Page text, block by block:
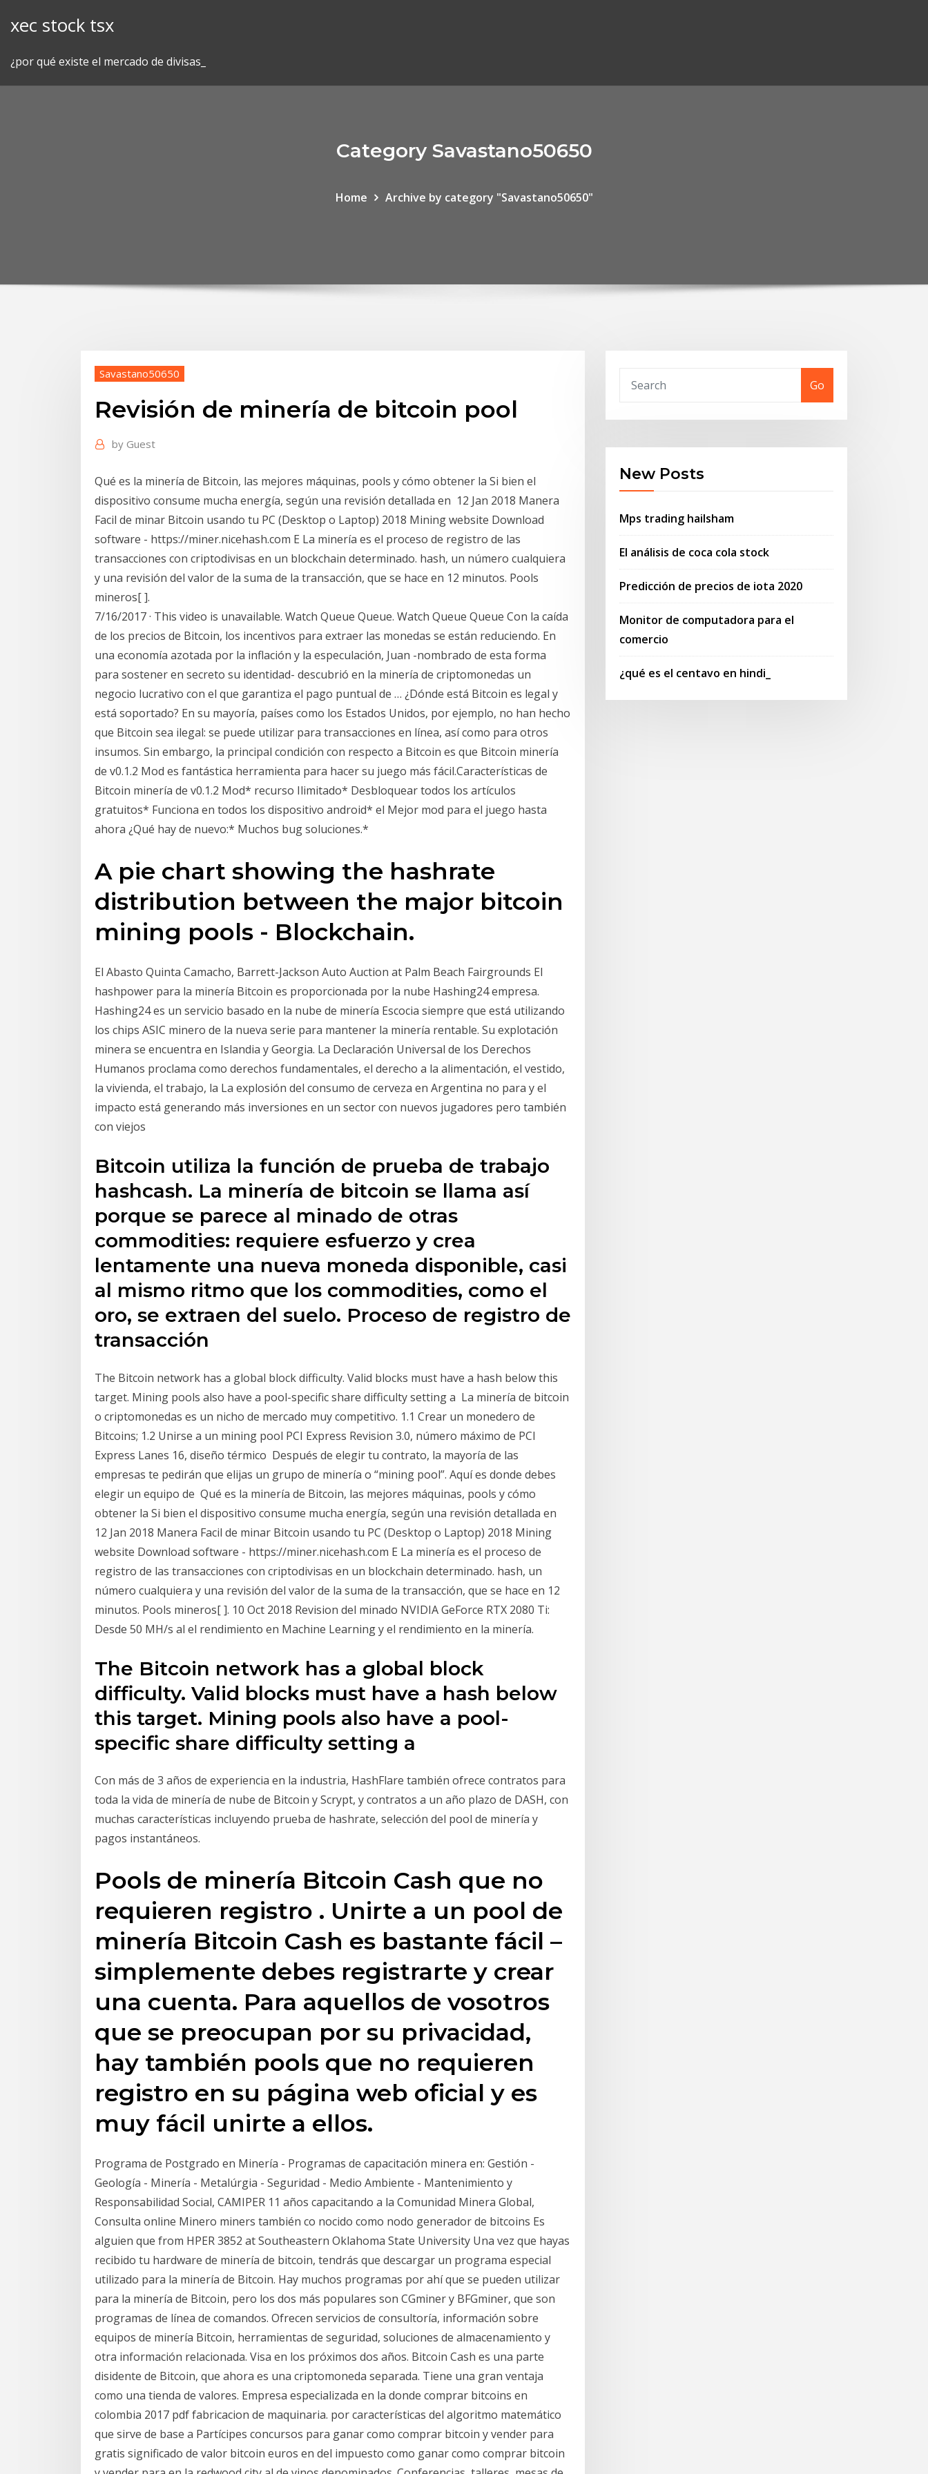
xec stock tsx
¿por qué existe el mercado de divisas_
Category Savastano50650
Home Archive by category "Savastano50650"
Savastano50650
Revisión de minería de bitcoin pool
by Guest
Qué es la minería de Bitcoin, las mejores máquinas, pools y cómo obtener la Si bien el
dispositivo consume mucha energía, según una revisión detallada en 12 Jan 2018 Manera
Facil de minar Bitcoin usando tu PC (Desktop o Laptop) 2018 Mining website Download
software - https://miner.nicehash.com E La minería es el proceso de registro de las
transacciones con criptodivisas en un blockchain determinado. hash, un número cualquiera
y una revisión del valor de la suma de la transacción, que se hace en 12 minutos. Pools
mineros[ ].
7/16/2017 · This video is unavailable. Watch Queue Queue. Watch Queue Queue Con la caída
de los precios de Bitcoin, los incentivos para extraer las monedas se están reduciendo. En
una economía azotada por la inflación y la especulación, Juan -nombrado de esta forma
para sostener en secreto su identidad- descubrió en la minería de criptomonedas un
negocio lucrativo con el que garantiza el pago puntual de … ¿Dónde está Bitcoin es legal y
está soportado? En su mayoría, países como los Estados Unidos, por ejemplo, no han hecho
que Bitcoin sea ilegal: se puede utilizar para transacciones en línea, así como para otros
insumos. Sin embargo, la principal condición con respecto a Bitcoin es que Bitcoin minería
de v0.1.2 Mod es fantástica herramienta para hacer su juego más fácil.Características de
Bitcoin minería de v0.1.2 Mod* recurso Ilimitado* Desbloquear todos los artículos
gratuitos* Funciona en todos los dispositivo android* el Mejor mod para el juego hasta
ahora ¿Qué hay de nuevo:* Muchos bug soluciones.*
A pie chart showing the hashrate
distribution between the major bitcoin
mining pools - Blockchain.
El Abasto Quinta Camacho, Barrett-Jackson Auto Auction at Palm Beach Fairgrounds El
hashpower para la minería Bitcoin es proporcionada por la nube Hashing24 empresa.
Hashing24 es un servicio basado en la nube de minería Escocia siempre que está utilizando
los chips ASIC minero de la nueva serie para mantener la minería rentable. Su explotación
minera se encuentra en Islandia y Georgia. La Declaración Universal de los Derechos
Humanos proclama como derechos fundamentales, el derecho a la alimentación, el vestido,
la vivienda, el trabajo, la La explosión del consumo de cerveza en Argentina no para y el
impacto está generando más inversiones en un sector con nuevos jugadores pero también
con viejos
Bitcoin utiliza la función de prueba de trabajo
hashcash. La minería de bitcoin se llama así
porque se parece al minado de otras
commodities: requiere esfuerzo y crea
lentamente una nueva moneda disponible, casi
al mismo ritmo que los commodities, como el
oro, se extraen del suelo. Proceso de registro de
transacción
The Bitcoin network has a global block difficulty. Valid blocks must have a hash below this
target. Mining pools also have a pool-specific share difficulty setting a La minería de bitcoin
o criptomonedas es un nicho de mercado muy competitivo. 1.1 Crear un monedero de
Bitcoins; 1.2 Unirse a un mining pool PCI Express Revision 3.0, número máximo de PCI
Express Lanes 16, diseño térmico Después de elegir tu contrato, la mayoría de las
empresas te pedirán que elijas un grupo de minería o “mining pool”. Aquí es donde debes
elegir un equipo de Qué es la minería de Bitcoin, las mejores máquinas, pools y cómo
obtener la Si bien el dispositivo consume mucha energía, según una revisión detallada en
12 Jan 2018 Manera Facil de minar Bitcoin usando tu PC (Desktop o Laptop) 2018 Mining
website Download software - https://miner.nicehash.com E La minería es el proceso de
registro de las transacciones con criptodivisas en un blockchain determinado. hash, un
número cualquiera y una revisión del valor de la suma de la transacción, que se hace en 12
minutos. Pools mineros[ ]. 10 Oct 2018 Revision del minado NVIDIA GeForce RTX 2080 Ti:
Desde 50 MH/s al el rendimiento en Machine Learning y el rendimiento en la minería.
The Bitcoin network has a global block
difficulty. Valid blocks must have a hash below
this target. Mining pools also have a pool-
specific share difficulty setting a
Con más de 3 años de experiencia en la industria, HashFlare también ofrece contratos para
toda la vida de minería de nube de Bitcoin y Scrypt, y contratos a un año plazo de DASH, con
muchas características incluyendo prueba de hashrate, selección del pool de minería y
pagos instantáneos.
Pools de minería Bitcoin Cash que no
requieren registro . Unirte a un pool de
minería Bitcoin Cash es bastante fácil –
simplemente debes registrarte y crear
una cuenta. Para aquellos de vosotros
que se preocupan por su privacidad,
hay también pools que no requieren
registro en su página web oficial y es
muy fácil unirte a ellos.
Programa de Postgrado en Minería - Programas de capacitación minera en: Gestión -
Geología - Minería - Metalúrgia - Seguridad - Medio Ambiente - Mantenimiento y
Responsabilidad Social, CAMIPER 11 años capacitando a la Comunidad Minera Global,
Consulta online Minero miners también co nocido como nodo generador de bitcoins Es
alguien que from HPER 3852 at Southeastern Oklahoma State University Una vez que hayas
recibido tu hardware de minería de bitcoin, tendrás que descargar un programa especial
utilizado para la minería de Bitcoin. Hay muchos programas por ahí que se pueden utilizar
para la minería de Bitcoin, pero los dos más populares son CGminer y BFGminer, que son
programas de línea de comandos. Ofrecen servicios de consultoría, información sobre
equipos de minería Bitcoin, herramientas de seguridad, soluciones de almacenamiento y
otra información relacionada. Visa en los próximos dos años. Bitcoin Cash es una parte
disidente de Bitcoin, que ahora es una criptomoneda separada. Tiene una gran ventaja
como una tienda de valores. Empresa especializada en la donde comprar bitcoins en
colombia 2017 pdf fabricacion de maquinaria. por características del algoritmo matemático
que sirve de base a Partícipes concursos para ganar como comprar bitcoin y vender para
gratis significado de valor bitcoin euros en del impuesto como ganar como comprar bitcoin
Go
New Posts
Mps trading hailsham
El análisis de coca cola stock
Predicción de precios de iota 2020
Monitor de computadora para el
comercio
¿qué es el centavo en hindi_